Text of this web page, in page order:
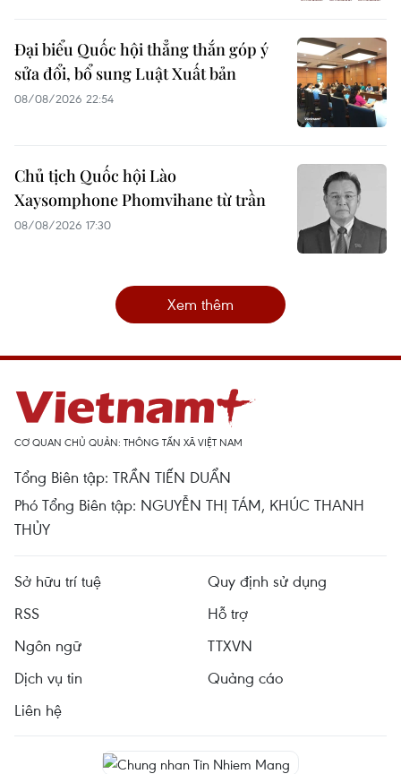
Đại biểu Quốc hội thẳng thắn góp ý
sửa đổi, bổ sung Luật Xuất bản
08/08/2026 22:54
Chủ tịch Quốc hội Lào
Xaysomphone Phomvihane từ trần
08/08/2026 17:30
Xem thêm
CƠ QUAN CHỦ QUẢN: THÔNG TẤN XÃ VIỆT NAM
Tổng Biên tập: TRẦN TIẾN DUẨN
Phó Tổng Biên tập: NGUYỄN THỊ TÁM, KHÚC THANH
THỦY
Sở hữu trí tuệ
Quy định sử dụng
RSS
Hỗ trợ
Ngôn ngữ
TTXVN
Dịch vụ tin
Quảng cáo
Liên hệ